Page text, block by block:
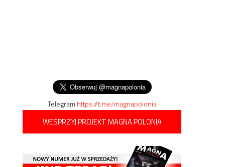
Telegramhttps://t.me/magnapolonia
WESPRZYJ PROJEKT MAGNA POLONIA